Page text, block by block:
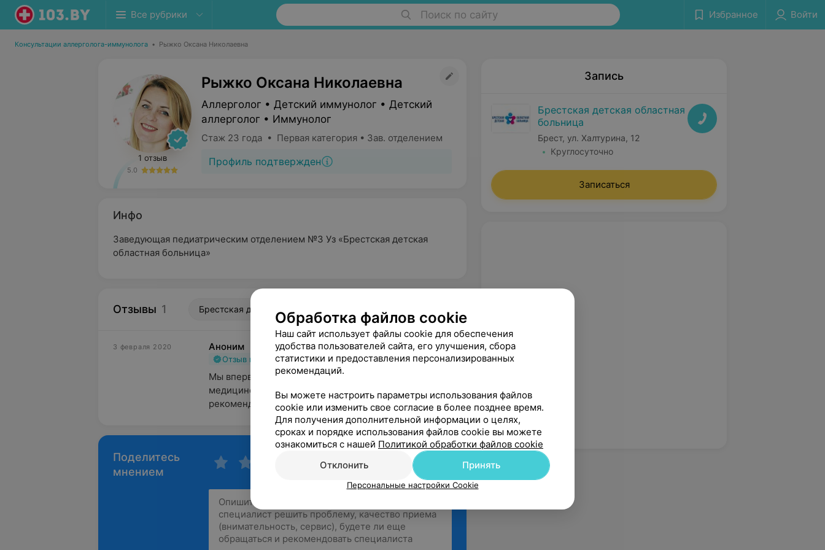
Все рубрики Поиск по сайту Избранное Войти
Консультации аллерголога-иммунолога • Рыжко Оксана Николаевна
1 отзыв
5.0
Рыжко Оксана Николаевна
Аллерголог • Детский иммунолог • Детский
аллерголог • Иммунолог
Стаж 23 года • Первая категория • Зав. отделением
Профиль подтвержден
Инфо
Заведующая педиатрическим отделением №3 Уз «Брестская детская
областная больница»
Отзывы 1 Брестская детская областная больница, ул. Халтурина, 12
3 февраля 2020 Аноним
Отзыв подтвержден
Мы впервые обратились к Оксане Николаевне в
медицинский кабинет Доктор Сэфью. Попали к ней по
рекомендации. Перед консул...
Поделитесь
мнением
Запись
Брестская детская областная
больница
Брест, ул. Халтурина, 12
Круглосуточно
Записаться
Обработка файлов cookie
Наш сайт использует файлы cookie для обеспечения
удобства пользователей сайта, его улучшения, сбора
статистики и предоставления персонализированных
рекомендаций.
Вы можете настроить параметры использования файлов
cookie или изменить свое согласие в более позднее время.
Для получения дополнительной информации о целях,
сроках и порядке использования файлов cookie вы можете
ознакомиться с нашей Политикой обработки файлов cookie
Отклонить
Принять
Персональные настройки Cookie